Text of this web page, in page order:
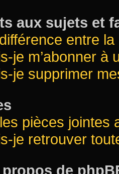
aux sujets et
entre
je m’abonner
je supprimer
pièces jointes
je retrouver
de